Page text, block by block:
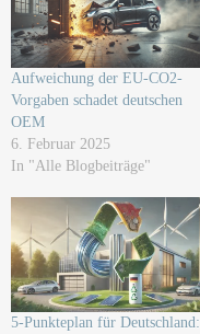
Aufweichung der EU-CO2-
Vorgaben schadet deutschen
OEM
6. Februar 2025
In "Alle Blogbeiträge"
5-Punkteplan für Deutschland: